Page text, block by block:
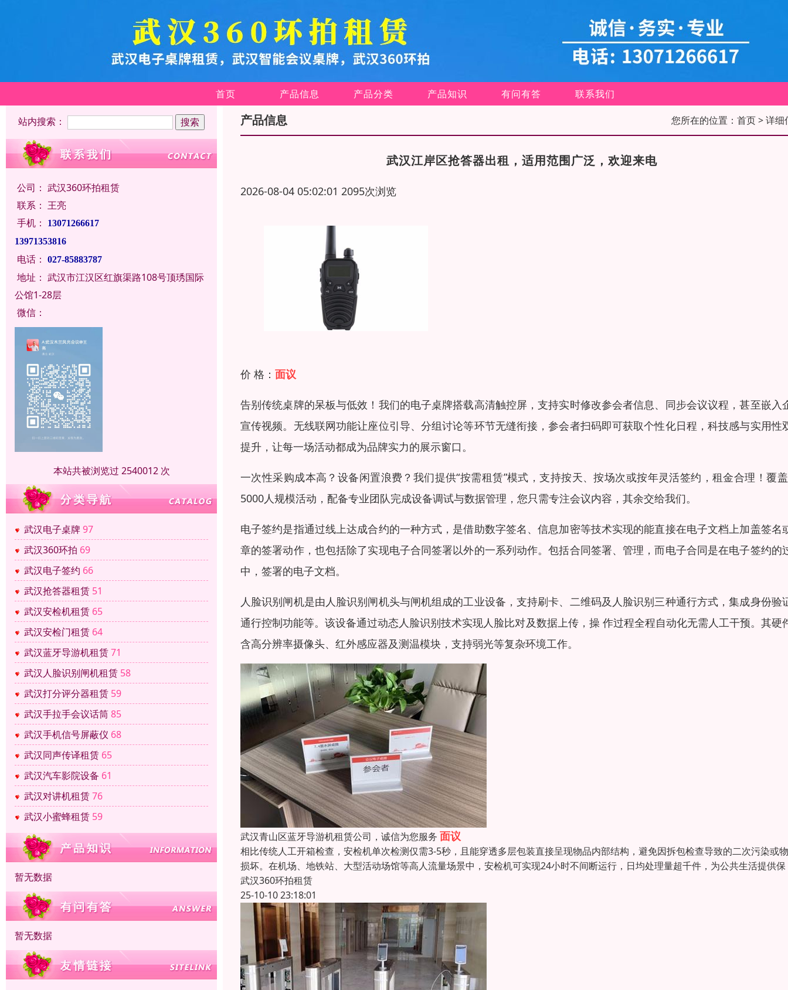
首页 产品信息 产品分类 产品知识 有问有答 联系我们
站内搜索：
公司： 武汉360环拍租赁
联系： 王亮
手机：
13071266617
13971353816
电话： 027-85883787
地址： 武汉市江汉区红旗渠路108号顶琇国际
公馆1-28层
微信：
本站共被浏览过 2540012 次
武汉电子桌牌97
武汉360环拍 69
武汉电子签约 66
武汉抢答器租赁 51
武汉安检机租赁 65
武汉安检门租赁 64
武汉蓝牙导游机租赁71
武汉人脸识别闸机租赁 58
武汉打分评分器租赁 59
武汉手拉手会议话筒85
武汉手机信号屏蔽仪 68
武汉同声传译租赁 65
武汉汽车影院设备 61
武汉对讲机租赁76
武汉小蜜蜂租赁 59
暂无数据
暂无数据
产品信息 您所在的位置： 首页> 详细
武汉江岸区抢答器出租，适用范围广泛，欢迎来电
2026-08-04 05:02:01 2095次浏览
价 格： 面议
告别传统桌牌的呆板与低效！我们的电子桌牌搭载高清触控屏，支持实时修改参会者信息、同步会议议程，甚至嵌入
宣传视频。无线联网功能让座位引导、分组讨论等环节无缝衔接，参会者扫码即可获取个性化日程，科技感与实用性
提升，让每一场活动都成为品牌实力的展示窗口。
一次性采购成本高？设备闲置浪费？我们提供“按需租赁”模式，支持按天、按场次或按年灵活签约，租金合理！覆
5000人规模活动，配备专业团队完成设备调试与数据管理，您只需专注会议内容，其余交给我们。
电子签约是指通过线上达成合约的一种方式，是借助数字签名、信息加密等技术实现的能直接在电子文档上加盖签名
章的签署动作，也包括除了实现电子合同签署以外的一系列动作。包括合同签署、管理，而电子合同是在电子签约的
中，签署的电子文档。
人脸识别闸机是由人脸识别闸机头与闸机组成的工业设备，支持刷卡、二维码及人脸识别三种通行方式，集成身份验
通行控制功能等。该设备通过动态人脸识别技术实现人脸比对及数据上传，操 作过程全程自动化无需人工干预。其硬
含高分辨率摄像头、红外感应器及测温模块，支持弱光等复杂环境工作。
武汉青山区蓝牙导游机租赁公司，诚信为您服务 面议
相比传统人工开箱检查，安检机单次检测仅需3-5秒，且能穿透多层包装直接呈现物品内部结构，避免因拆包检查导致的二次污染或
损坏。在机场、地铁站、大型活动场馆等高人流量场景中，安检机可实现24小时不间断运行，日均处理量超千件，为公共生活提供保
武汉360环拍租赁
25-10-10 23:18:01